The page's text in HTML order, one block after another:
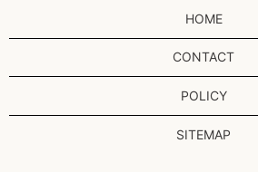
HOME
CONTACT
POLICY
SITEMAP